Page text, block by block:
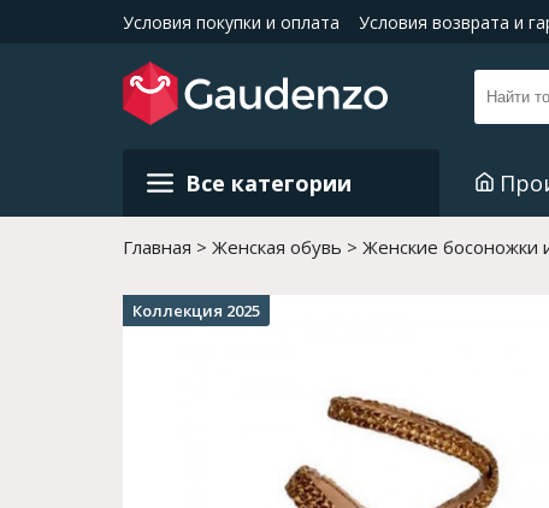
Условия покупки и оплата Условия возврата и
Все категории
Главная Женская обувь Женские босоножки
Коллекция 2025